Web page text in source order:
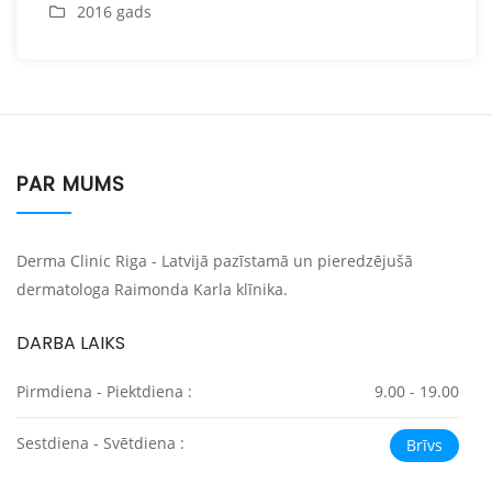
2016 gads
PAR MUMS
Derma Clinic Riga - Latvijā pazīstamā un pieredzējušā
dermatologa Raimonda Karla klīnika.
DARBA LAIKS
Pirmdiena - Piektdiena : 9.00 - 19.00
Sestdiena - Svētdiena : Brīvs